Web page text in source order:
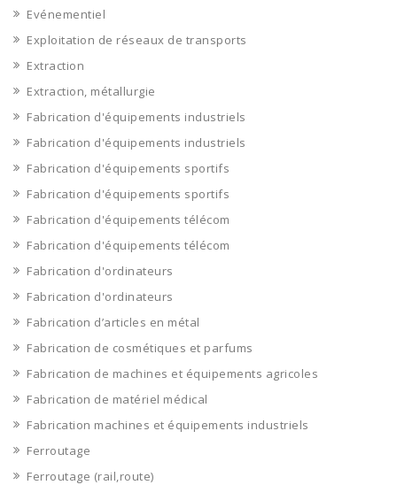
Evénementiel
Exploitation de réseaux de transports
Extraction
Extraction, métallurgie
Fabrication d'équipements industriels
Fabrication d'équipements industriels
Fabrication d'équipements sportifs
Fabrication d'équipements sportifs
Fabrication d'équipements télécom
Fabrication d'équipements télécom
Fabrication d'ordinateurs
Fabrication d'ordinateurs
Fabrication d’articles en métal
Fabrication de cosmétiques et parfums
Fabrication de machines et équipements agricoles
Fabrication de matériel médical
Fabrication machines et équipements industriels
Ferroutage
Ferroutage (rail,route)